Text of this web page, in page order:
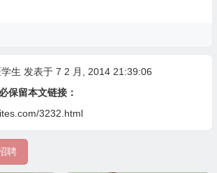
学生 发表于 7 2 月, 2014 21:39:06
保留本文链接：
3232.html
聘